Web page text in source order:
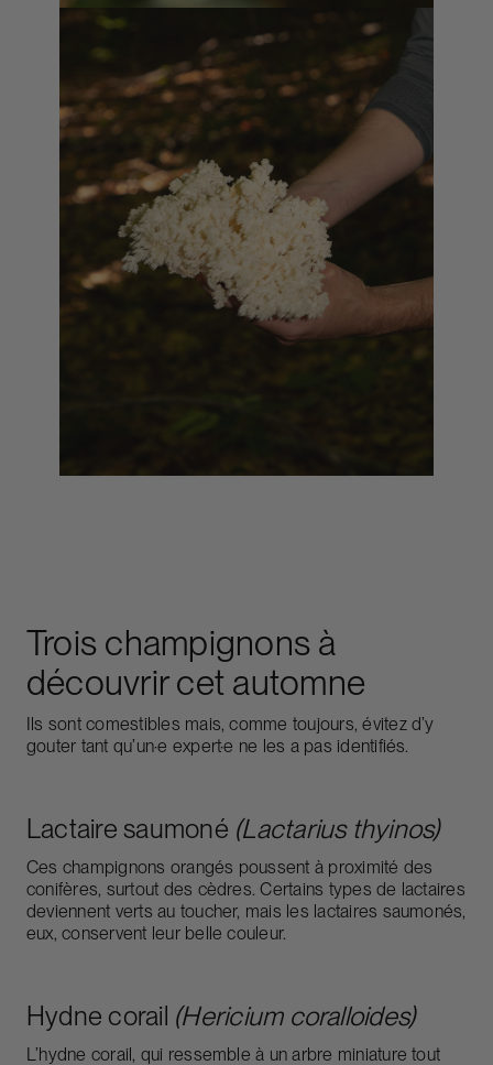
Trois champignons à
découvrir cet automne
Ils sont comestibles mais, comme toujours, évitez d’y
gouter tant qu’un·e expert·e ne les a pas identifiés.
Lactaire saumoné (Lactarius thyinos)
Ces champignons orangés poussent à proximité des
conifères, surtout des cèdres. Certains types de lactaires
deviennent verts au toucher, mais les lactaires saumonés,
eux, conservent leur belle couleur.
Hydne corail (Hericium coralloides)
L’hydne corail, qui ressemble à un arbre miniature tout